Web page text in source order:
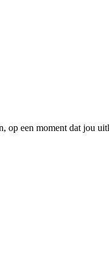
een moment dat jou